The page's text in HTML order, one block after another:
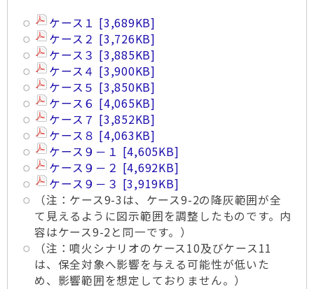
ケース１
3,689KB
ケース２
3,726KB
ケース３
3,885KB
ケース４
3,900KB
ケース５
3,850KB
ケース６
4,065KB
ケース７
3,852KB
ケース８
4,063KB
ケース９－１
4,605KB
ケース９－２
4,692KB
ケース９－３
3,919KB
（注：ケース9-3は、ケース9-2の降灰範囲が全
て見えるように図示範囲を調整したものです。内
容はケース9-2と同一です。）
（注：噴火シナリオのケース10及びケース11
は、保全対象へ影響を与える可能性が低いた
め、影響範囲を想定しておりません。）